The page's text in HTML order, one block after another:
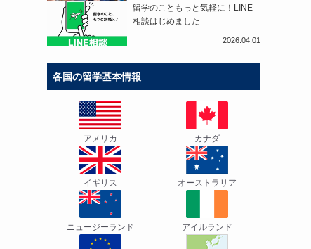
留学のこともっと気軽に！LINE
相談はじめました
2026.04.01
各国の留学基本情報
アメリカ カナダ
イギリス オーストラリア
ニュージーランド アイルランド